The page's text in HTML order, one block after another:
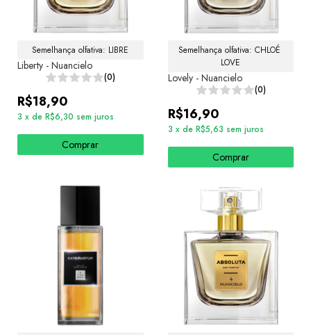
Semelhança olfativa: LIBRE
Liberty - Nuancielo
(0)
R$18,90
3 x de R$6,30 sem juros
Comprar
Semelhança olfativa: CHLOÉ
LOVE
Lovely - Nuancielo
(0)
R$16,90
3 x de R$5,63 sem juros
Comprar